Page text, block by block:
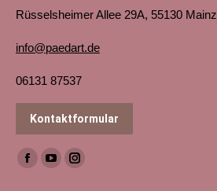
Rüsselsheimer Allee 29A, 55130 Mainz
info@paedart.de
06131 87537
Kontaktformular
Finden Sie uns auf:
Facebook
YouTubeInstagram